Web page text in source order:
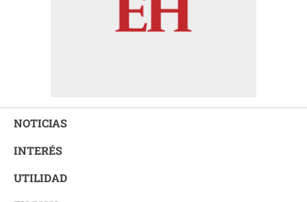
NOTICIAS
INTERÉS
UTILIDAD